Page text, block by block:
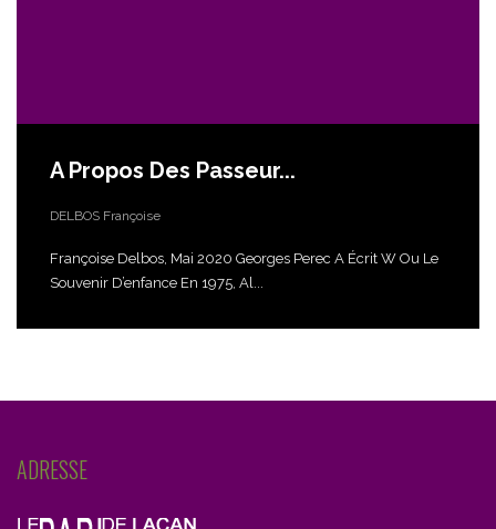
A Propos Des Passeur...
DELBOS Françoise
Françoise Delbos, Mai 2020 Georges Perec A Écrit W Ou Le
Souvenir D’enfance En 1975, Al...
ADRESSE